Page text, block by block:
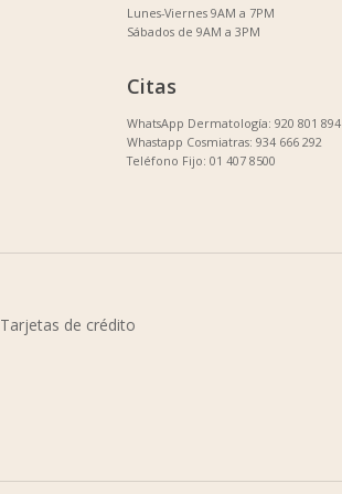
Lunes-Viernes 9AM a 7PM
Sábados de 9AM a 3PM
Citas
WhatsApp Dermatología: 920 801 894
Whastapp Cosmiatras: 934 666 292
Teléfono Fijo: 01 407 8500
Tarjetas de crédito